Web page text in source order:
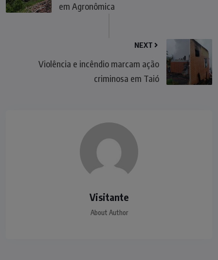
em Agronômica
NEXT
Violência e incêndio marcam ação
criminosa em Taió
Visitante
About Author